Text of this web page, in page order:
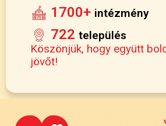
1700+ intézmény
722 település
Köszönjük, hogy együtt
jövőt!